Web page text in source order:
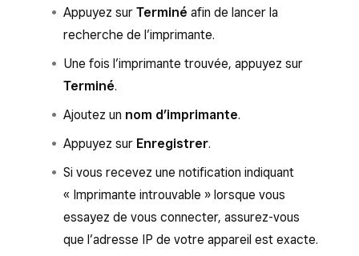
le champAdresse IP , puis cliquez sur
Envoyer.
Sur la page suivante, cliquez sur
Réinitialiser
À partir du menu principal, cliquez sur
. Les champs de l’adresse IP et
devraient se remplir automatiquement. Si
ce n’est pas le cas, vous trouverez ces
informations sur la page de test imprimée à
la première étape.
Cliquez surEnvoyer.
Dans le menu principal, cliquez sur
Appuyez sur Terminé afin de lancer la
recherche de l’imprimante.
Une fois l’imprimante trouvée, appuyez sur
Terminé.
Ajoutez un nom d’imprimante.
Appuyez sur Enregistrer.
Si vous recevez une notification indiquant
« Imprimante introuvable » lorsque vous
essayez de vous connecter, assurez-vous
que l’adresse IP de votre appareil est exacte.